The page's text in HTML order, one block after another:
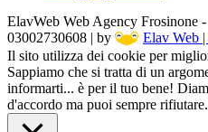
ElavWeb Web Agency Frosinone
03002730608 | by
Elav Web
Il sito utilizza dei cookie per
Sappiamo che si tratta di un
informarti... è per il tuo bene!
d'accordo ma puoi sempre